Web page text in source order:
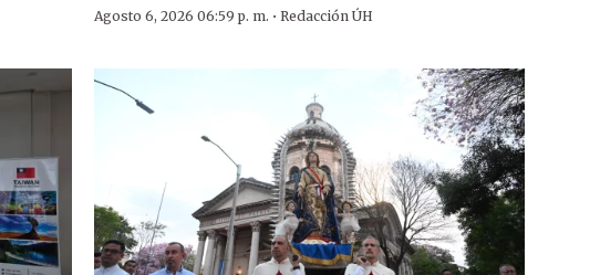
Agosto 6, 2026 06:59 p. m. · Redacción ÚH